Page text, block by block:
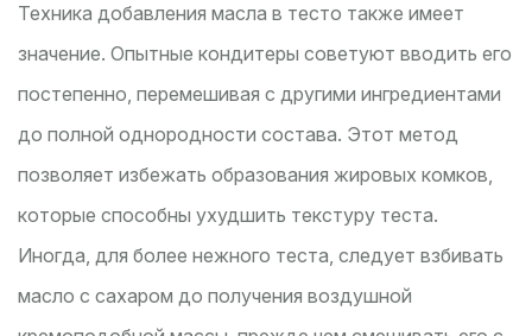
Техника добавления масла в тесто также имеет
значение. Опытные кондитеры советуют вводить его
постепенно, перемешивая с другими ингредиентами
до полной однородности состава. Этот метод
позволяет избежать образования жировых комков,
которые способны ухудшить текстуру теста.
Иногда, для более нежного теста, следует взбивать
масло с сахаром до получения воздушной